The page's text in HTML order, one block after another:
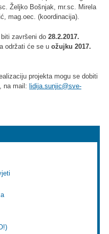
Željko Bošnjak, mr.sc. Mirela
mag.oec. (koordinacija).
završeni do 28.2.2017.
održati će se u ožujku 2017.
projekta mogu se dobiti
na mail: lidija.sunjic@sve-